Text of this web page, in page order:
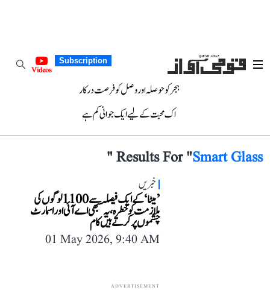
Subscription
Videos
ہجر کو حوصلہ اور وصل کو فرصت درکار
اک محبت کے لیے ایک جوانی کم ہے
Results For "Smart Glass
"
خبریں
’میٹا‘ کے ایک فیصلہ سے 1100 لوگوں کی
ملازمت کو خطرہ، یہ سبھی اے آئی اور اسمارٹ
چشموں پر کرتے ہیں کام
01 May 2026, 9:40 AM
ADVERTISEMENT